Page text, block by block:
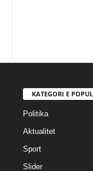
KATEGORI E
Politika
Aktualitet
Sport
Slider